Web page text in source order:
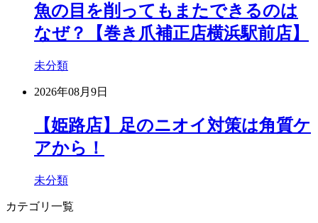
魚の目を削ってもまたできるのは
なぜ？【巻き爪補正店横浜駅前店】
未分類
2026年08月9日
【姫路店】足のニオイ対策は角質ケ
アから！
未分類
カテゴリ一覧